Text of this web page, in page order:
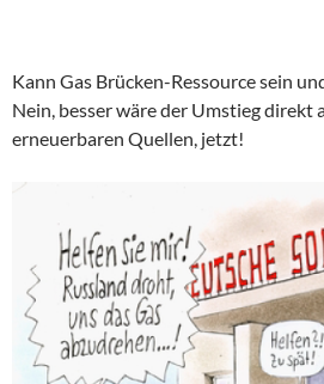
Kann Gas Brücken-Ressource sein
Nein, besser wäre der Umstieg direkt
erneuerbaren Quellen, jetzt!